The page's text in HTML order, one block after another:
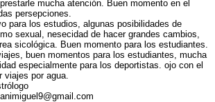
mucha atención. Buen momento en el
persepciones.
para los estudios, algunas posibilidades de
sexual, nesecidad de hacer grandes cambios,
sicológica. Buen momento para los estudiantes.
buen momentos para los estudiantes, mucha
especialmente para los deportistas. ojo con el
viajes por agua.